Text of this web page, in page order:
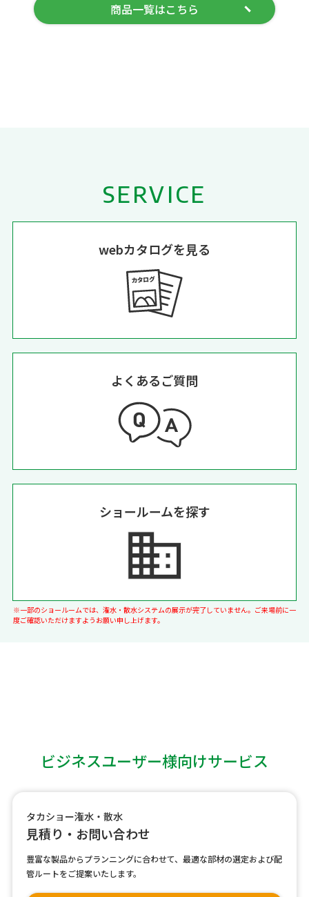
商品一覧はこちら
SERVICE
webカタログを見る
よくあるご質問
ショールームを探す
※一部のショールームでは、潅水・散水システムの展示が完了していません。ご来場前に一
度ご確認いただけますようお願い申し上げます。
ビジネスユーザー様向けサービス
タカショー潅水・散水
見積り・お問い合わせ
豊富な製品からプランニングに合わせて、最適な部材の選定および配
管ルートをご提案いたします。